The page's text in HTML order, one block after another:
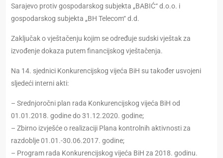
Sarajevo protiv gospodarskog subjekta „BABIĆ“ d.o.o. i
gospodarskog subjekta „BH Telecom“ d.d.
Zaključak o vještačenju kojim se određuje sudski vještak za
izvođenje dokaza putem financijskog vještačenja.
Na 14. sjednici Konkurencijskog vijeća BiH su također usvojeni
sljedeći interni akti:
– Srednjoročni plan rada Konkurencijskog vijeća BiH od
01.01.2018. godine do 31.12.2020. godine;
– Zbirno izvješće o realizaciji Plana kontrolnih aktivnosti za
razdoblje 01.01.-30.06.2017. godine;
– Program rada Konkurencijskog vijeća BiH za 2018. godinu.